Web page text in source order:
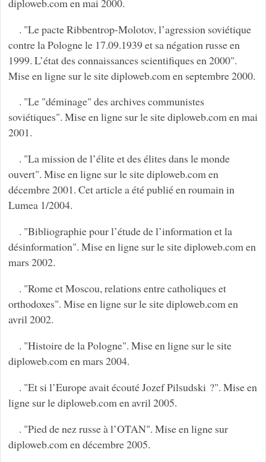
. "Le pacte Ribbentrop-Molotov, l’agression soviétique
contre la Pologne le 17.09.1939 et sa négation russe en
1999. L’état des connaissances scientifiques en 2000".
Mise en ligne sur le site diploweb.com en septembre 2000.
. "Le "déminage" des archives communistes
soviétiques". Mise en ligne sur le site diploweb.com en mai
2001.
. "La mission de l’élite et des élites dans le monde
ouvert". Mise en ligne sur le site diploweb.com en
décembre 2001. Cet article a été publié en roumain in
Lumea 1/2004.
. "Bibliographie pour l’étude de l’information et la
désinformation". Mise en ligne sur le site diploweb.com en
mars 2002.
. "Rome et Moscou, relations entre catholiques et
orthodoxes". Mise en ligne sur le site diploweb.com en
avril 2002.
. "Histoire de la Pologne". Mise en ligne sur le site
diploweb.com en mars 2004.
. "Et si l’Europe avait écouté Jozef Pilsudski ?". Mise en
ligne sur le diploweb.com en avril 2005.
. "Pied de nez russe à l’OTAN". Mise en ligne sur
diploweb.com en décembre 2005.